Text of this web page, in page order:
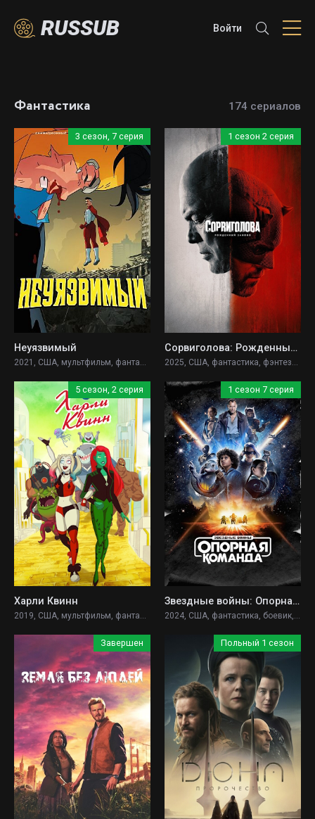
RUSSUB Войти
Фантастика 174 сериалов
3 сезон, 7 серия
Неуязвимый
2021, США, мультфильм, фантастика, фэнтези, боевик, триллер, драма, приключения,
1 сезон 2 серия
Сорвиголова: Рожденный заново
2025, США, фантастика, фэнтези, боевик, триллер, драма, криминал,
5 сезон, 2 серия
Харли Квинн
2019, США, мультфильм, фантастика, фэнтези, боевик, комедия, криминал, детектив, приключения,
1 сезон 7 серия
Звездные войны: Опорная команда
2024, США, фантастика, боевик, приключения,
Завершен Польный 1 сезон